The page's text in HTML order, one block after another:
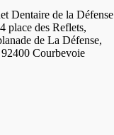
Dentaire de la Défense
4 place des Reflets,
de La Défense,
92400 Courbevoie